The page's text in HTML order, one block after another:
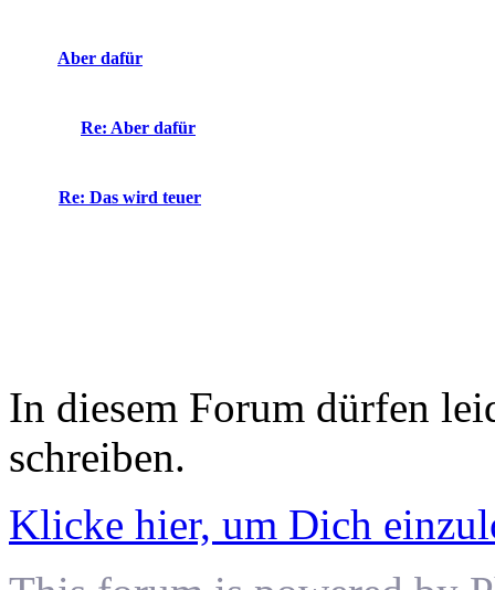
Aber dafür
Re: Aber dafür
Re: Das wird teuer
In diesem Forum dürfen
schreiben.
Klicke hier, um Dich